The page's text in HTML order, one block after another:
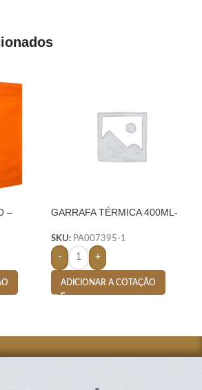
–
GARRAFA TÉRMICA 400ML-
SKU: PA007395-1
- +
ADICIONAR A COTAÇÃO